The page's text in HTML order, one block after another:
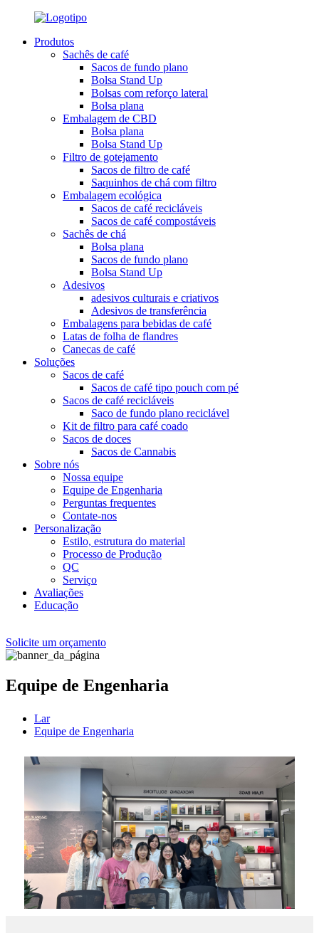
Produtos
Sachês de café
Sacos de fundo plano
Bolsa Stand Up
Bolsas com reforço lateral
Bolsa plana
Embalagem de CBD
Bolsa plana
Bolsa Stand Up
Filtro de gotejamento
Sacos de filtro de café
Saquinhos de chá com filtro
Embalagem ecológica
Sacos de café recicláveis
Sacos de café compostáveis
Sachês de chá
Bolsa plana
Sacos de fundo plano
Bolsa Stand Up
Adesivos
adesivos culturais e criativos
Adesivos de transferência
Embalagens para bebidas de café
Latas de folha de flandres
Canecas de café
Soluções
Sacos de café
Sacos de café tipo pouch com pé
Sacos de café recicláveis
Saco de fundo plano reciclável
Kit de filtro para café coado
Sacos de doces
Sacos de Cannabis
Sobre nós
Nossa equipe
Equipe de Engenharia
Perguntas frequentes
Contate-nos
Personalização
Estilo, estrutura do material
Processo de Produção
QC
Serviço
Avaliações
Educação
Solicite um orçamento
Equipe de Engenharia
Lar
Equipe de Engenharia